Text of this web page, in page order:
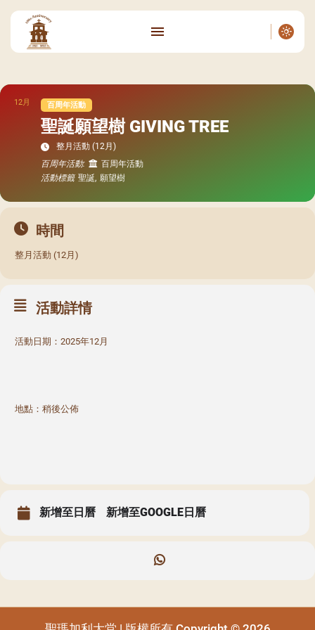
12月 百周年活動
聖誕願望樹 GIVING TREE
整月活動 (12月)
百周年活動:
百周年活動
活動標籤 聖誕, 願望樹
時間
整月活動 (12月)
活動詳情
活動日期：2025年12月
地點：稍後公佈
新增至日曆 新增至GOOGLE日曆